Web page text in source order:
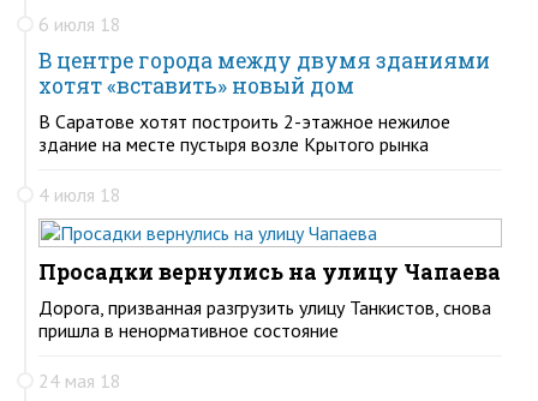
6 июля 18
В центре города между двумя зданиями
хотят «вставить» новый дом
В Саратове хотят построить 2-этажное нежилое
здание на месте пустыря возле Крытого рынка
4 июля 18
Просадки вернулись на улицу Чапаева
Дорога, призванная разгрузить улицу Танкистов, снова
пришла в ненормативное состояние
24 мая 18